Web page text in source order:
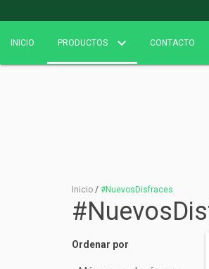
INICIO PRODUCTOS CONTACTO
Inicio / #NuevosDisfraces
Ordenar por